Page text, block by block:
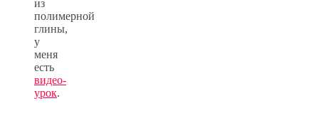
из
полимерной
глины,
у
меня
есть
видео-
урок.